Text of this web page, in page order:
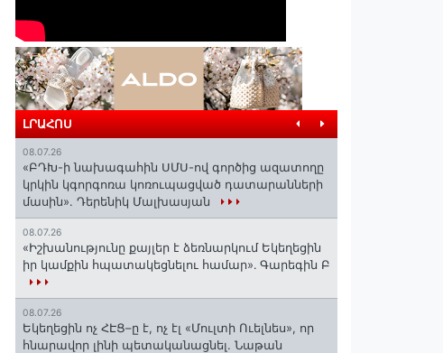
ԼՐԱՀՈՍ
08.07.26
«ԲԴԽ-ի նախագահին ՍՄՍ-ով գործից ազատողը
կրկին կգորգոռա կոռուպացված դատարանների
մասին». Դերենիկ Մալխասյան
08.07.26
«Իշխանությունը քայլեր է ձեռնարկում Եկեղեցին
իր կամքին հպատակեցնելու համար»․ Գարեգին Բ
08.07.26
Եկեղեցին ոչ ՀԷՑ–ը է, ոչ էլ «Մուլտի Ուելնես», որ
հնարավոր լինի պետականացնել. Նաթան